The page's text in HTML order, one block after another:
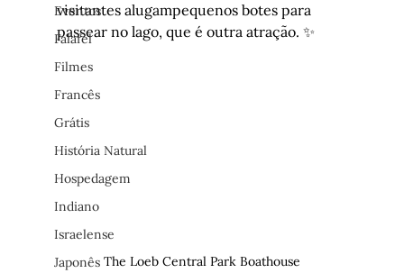
Eventos
Falafel
Filmes
Francês
Grátis
História Natural
Hospedagem
Indiano
Israelense
Japonês
visitantes alugampequenos botes para
passear no lago, que é outra atração. ✨
The Loeb Central Park Boathouse